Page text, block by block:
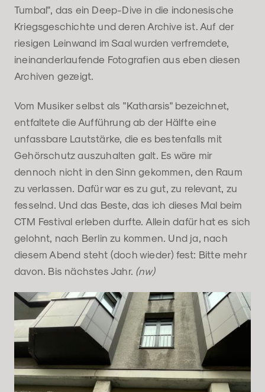
Tumbal", das ein Deep-Dive in die indonesische
Kriegsgeschichte und deren Archive ist. Auf der
riesigen Leinwand im Saal wurden verfremdete,
ineinanderlaufende Fotografien aus eben diesen
Archiven gezeigt.
Vom Musiker selbst als "Katharsis" bezeichnet,
entfaltete die Aufführung ab der Hälfte eine
unfassbare Lautstärke, die es bestenfalls mit
Gehörschutz auszuhalten galt. Es wäre mir
dennoch nicht in den Sinn gekommen, den Raum
zu verlassen. Dafür war es zu gut, zu relevant, zu
fesselnd. Und das Beste, das ich dieses Mal beim
CTM Festival erleben durfte. Allein dafür hat es sich
gelohnt, nach Berlin zu kommen. Und ja, nach
diesem Abend steht (doch wieder) fest: Bitte mehr
davon. Bis nächstes Jahr. (nw)